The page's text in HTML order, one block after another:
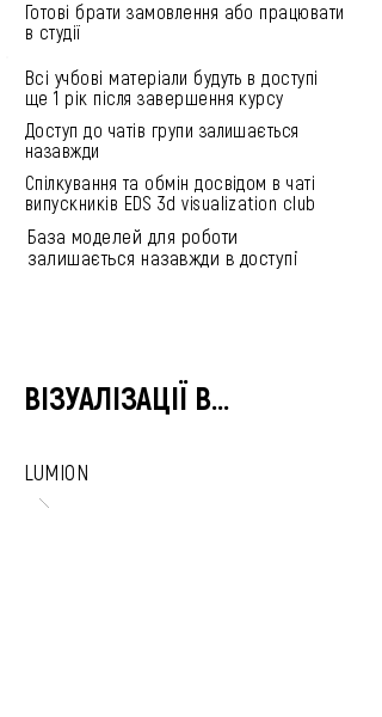
Готові брати замовлення або працювати
в студії
Всі учбові матеріали будуть в доступі
ще 1 рік після завершення курсу
Доступ до чатів групи залишається
назавжди
Спілкування та обмін досвідом в чаті
випускників EDS 3d visualization club
База моделей для роботи
залишається назавжди в доступі
ВІЗУАЛІЗАЦІЇ В...
LUMION